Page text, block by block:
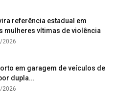
referência estadual em
mulheres vítimas de violência
2026
em garagem de veículos de
dupla...
2026